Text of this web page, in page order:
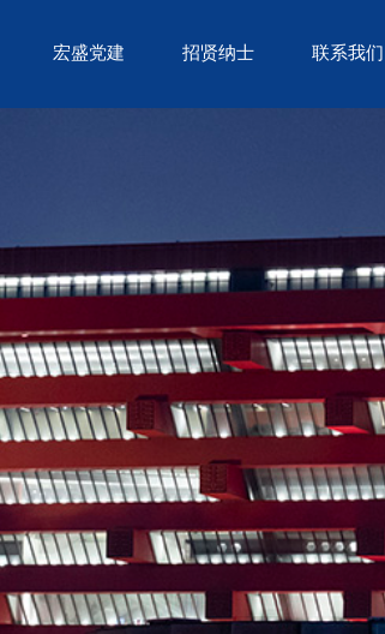
宏盛党建 招贤纳士 联系我们